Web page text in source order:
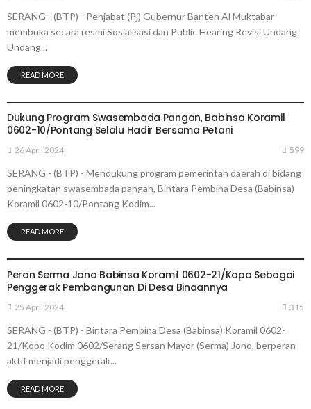
SERANG - (BTP) - Penjabat (Pj) Gubernur Banten Al Muktabar
membuka secara resmi Sosialisasi dan Public Hearing Revisi Undang
Undang...
READ MORE
Dukung Program Swasembada Pangan, Babinsa Koramil
0602-10/Pontang Selalu Hadir Bersama Petani
26 April 2024 599
SERANG - (BTP) - Mendukung program pemerintah daerah di bidang
peningkatan swasembada pangan, Bintara Pembina Desa (Babinsa)
Koramil 0602-10/Pontang Kodim...
READ MORE
Peran Serma Jono Babinsa Koramil 0602-21/Kopo Sebagai
Penggerak Pembangunan Di Desa Binaannya
25 April 2024 315
SERANG - (BTP) - Bintara Pembina Desa (Babinsa) Koramil 0602-
21/Kopo Kodim 0602/Serang Sersan Mayor (Serma) Jono, berperan
aktif menjadi penggerak...
READ MORE